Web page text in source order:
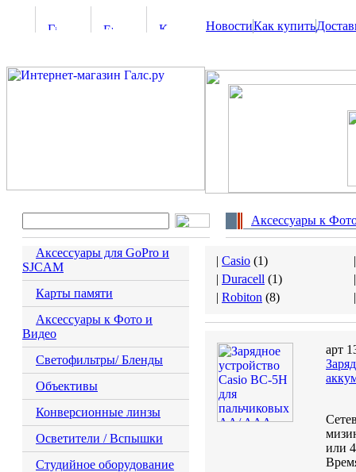
НовостиКак купить
Аксессуары к
Аксессуары для GoPro и
SJCAM
Карты памяти
Аксессуары к Фото и
Видео
Светофильтры/ Бленды
Объективы
Конверсионные линзы
Осветители / Вспышки
Студийное оборудование
| Casio (1)
| Duracell (1)
| Robiton (8)
арт
или